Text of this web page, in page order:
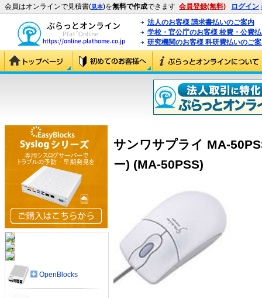
会員はオンラインで見積書(見本)を無料で作成できます 会員登録(無料) ログイン
法人のお客様 請求書払いのご案内
学校・官公庁のお客様 校費・公費
研究機関のお客様 科研費払いのご
サンワサプライ MA-
ー) (MA-50PSS)
OpenBlocks